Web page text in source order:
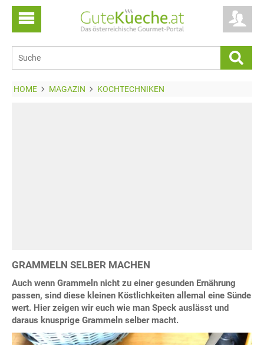
HOME MAGAZIN KOCHTECHNIKEN
GRAMMELN SELBER MACHEN
Auch wenn Grammeln nicht zu einer gesunden Ernährung
passen, sind diese kleinen Köstlichkeiten allemal eine Sünde
wert. Hier zeigen wir euch wie man Speck auslässt und
daraus knusprige Grammeln selber macht.